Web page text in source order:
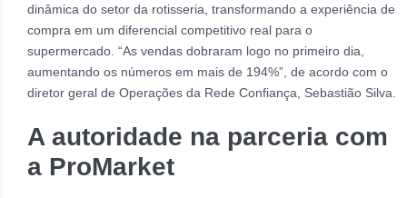
dinâmica do setor da rotisseria, transformando a experiência de
compra em um diferencial competitivo real para o
supermercado. “As vendas dobraram logo no primeiro dia,
aumentando os números em mais de 194%”, de acordo com o
diretor geral de Operações da Rede Confiança, Sebastião Silva.
A autoridade na parceria com
a ProMarket